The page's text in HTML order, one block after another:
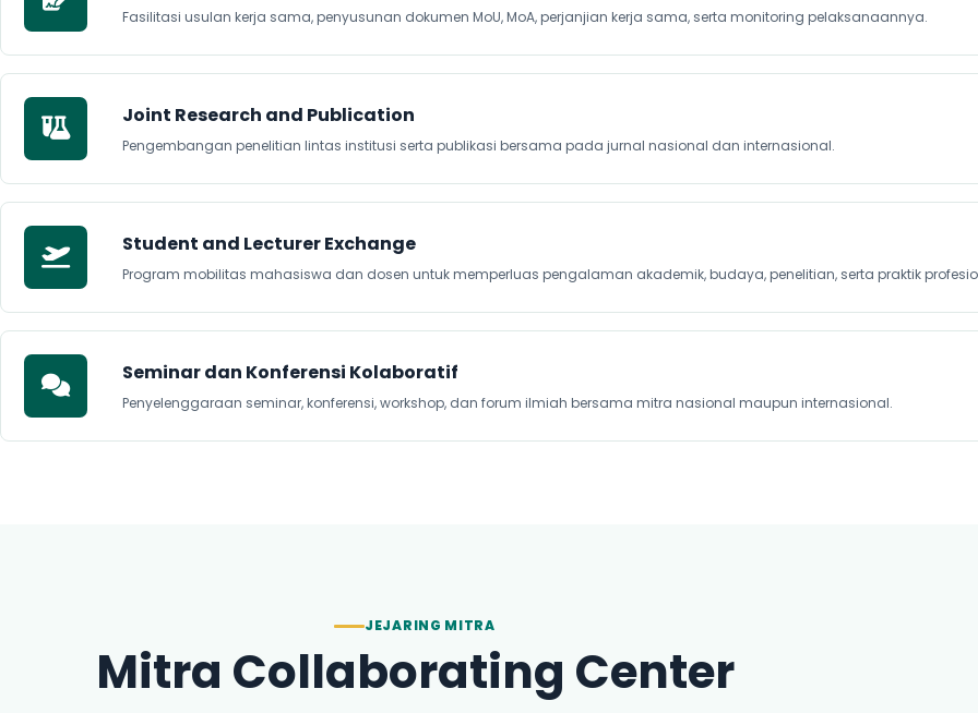
Fasilitasi usulan kerja sama, penyusunan dokumen MoU, MoA, perjanjian kerja sama, serta monitoring pelaksanaannya.
Joint Research and Publication
Pengembangan penelitian lintas institusi serta publikasi bersama pada jurnal nasional dan internasional.
Student and Lecturer Exchange
Program mobilitas mahasiswa dan dosen untuk memperluas pengalaman akademik, budaya, penelitian, serta praktik
Seminar dan Konferensi Kolaboratif
Penyelenggaraan seminar, konferensi, workshop, dan forum ilmiah bersama mitra nasional maupun internasional.
JEJARING MITRA
Mitra Collaborating Center